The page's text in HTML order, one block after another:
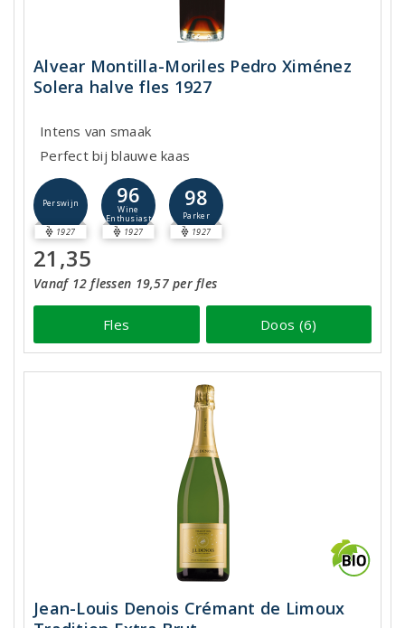
Alvear Montilla-Moriles Pedro Ximénez
Solera halve fles 1927
Intens van smaak
Perfect bij blauwe kaas
Perswijn
1927
96
Wine
Enthusiast
1927
98
Parker
1927
21,35
Vanaf 12 flessen 19,57 per fles
Fles Doos (6)
Jean-Louis Denois Crémant de Limoux